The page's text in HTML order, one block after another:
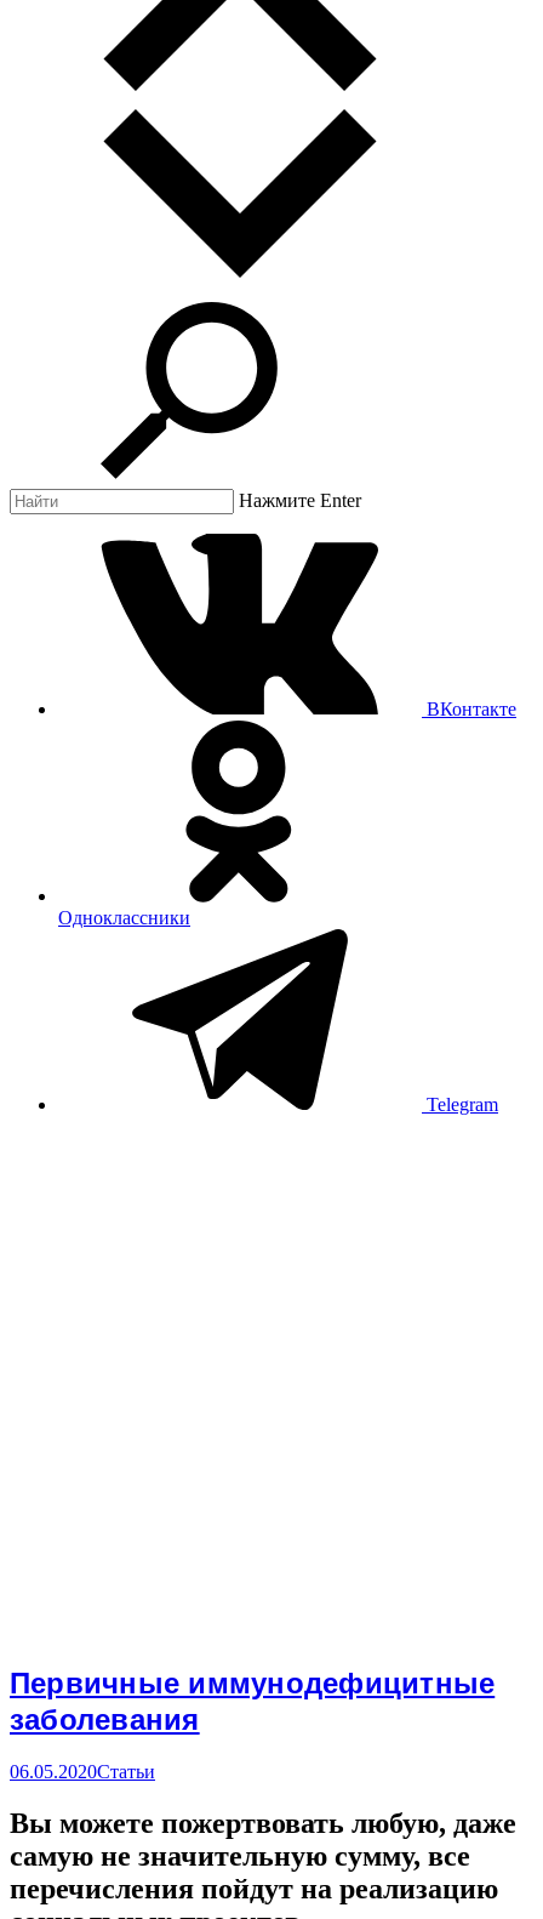
Нажмите Enter
ВКонтакте
Одноклассники
Telegram
Первичные иммунодефицитные
заболевания
06.05.2020Статьи
Вы можете пожертвовать любую, даже
самую не значительную сумму, все
перечисления пойдут на реализацию